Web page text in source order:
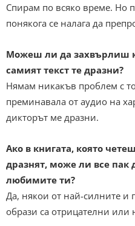
Спирам по всяко време. Но
понякога се налага да
Можеш ли да захвърлиш
самият текст те дразни?
Нямам никакъв проблем с
преминавала от аудио на
дикторът ме дразни.
Ако в книгата, която
дразнят, може ли все пак
любимите ти?
Да, някои от най-силните и
образи са отрицателни